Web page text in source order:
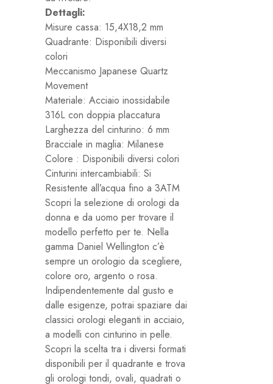
Dettagli:
Misure cassa: 15,4X18,2 mm
Quadrante: Disponibili diversi
colori
Meccanismo Japanese Quartz
Movement
Materiale: Acciaio inossidabile
316L con doppia placcatura
Larghezza del cinturino: 6 mm
Bracciale in maglia: Milanese
Colore : Disponibili diversi colori
Cinturini intercambiabili: Si
Resistente all’acqua fino a 3ATM
Scopri la selezione di orologi da
donna e da uomo per trovare il
modello perfetto per te. Nella
gamma Daniel Wellington c’è
sempre un orologio da scegliere,
colore oro, argento o rosa.
Indipendentemente dal gusto e
dalle esigenze, potrai spaziare dai
classici orologi eleganti in acciaio,
a modelli con cinturino in pelle.
Scopri la scelta tra i diversi formati
disponibili per il quadrante e trova
gli orologi tondi, ovali, quadrati o